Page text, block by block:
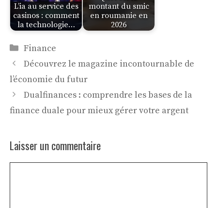
L’ia au service des
casinos : comment
la technologie…
montant du smic
en roumanie en
2026
Catégories
Finance
Découvrez le magazine incontournable de
l’économie du futur
Dualfinances : comprendre les bases de la
finance duale pour mieux gérer votre argent
Laisser un commentaire